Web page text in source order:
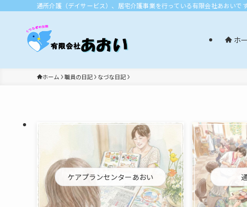
通所介護（デイサービス）、居宅介護事業を行っている有限会社あおいで
ホ
ホーム 職員の日記 なづな日記
ケアプランセンターあおい